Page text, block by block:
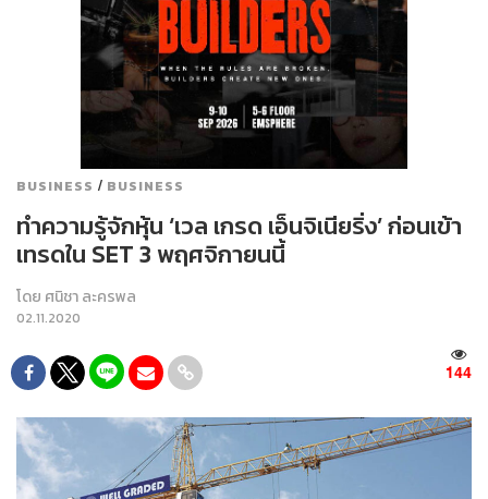
BUSINESS / BUSINESS
ทำความรู้จักหุ้น ‘เวล เกรด เอ็นจิเนียริ่ง’ ก่อนเข้า
เทรดใน SET 3 พฤศจิกายนนี้
โดย ศนิชา ละครพล
02.11.2020
144